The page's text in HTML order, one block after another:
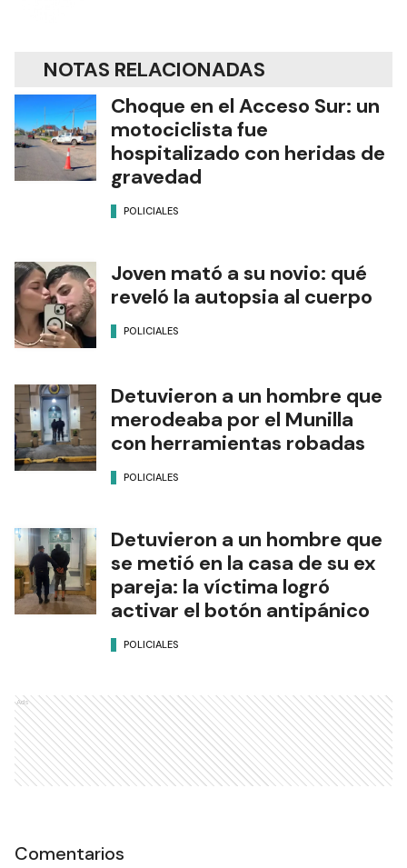
NOTAS RELACIONADAS
Choque en el Acceso Sur: un
motociclista fue
hospitalizado con heridas de
gravedad
POLICIALES
Joven mató a su novio: qué
reveló la autopsia al cuerpo
POLICIALES
Detuvieron a un hombre que
merodeaba por el Munilla
con herramientas robadas
POLICIALES
Detuvieron a un hombre que
se metió en la casa de su ex
pareja: la víctima logró
activar el botón antipánico
POLICIALES
Ads
Comentarios